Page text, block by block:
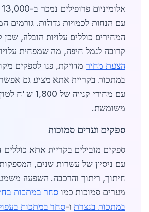
עם הנחות לכמויות גדולות. גורמים
המחירים כוללים עלויות הובלה,
קרובה לנמל חיפה, מה שמפחית
הצעת מחיר מדויקת, פנו לספקים
במתכות בקריית אתא מציע גם
עם מחירי קנייה של
משומשת.
ספקים וערים סמוכות
ספקים מובילים בקריית אתא כוללים
עם ניסיון של עשרות שנים,
חיתוך, ריתוך והרכבה. השפעה
מערים סמוכות כמו סחר במתכות
במתכות בנצרת ו-סחר במתכות